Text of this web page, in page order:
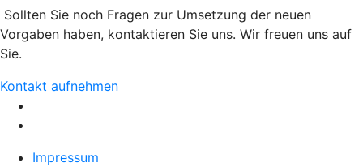
Sollten Sie noch Fragen zur Umsetzung der neuen
Vorgaben haben, kontaktieren Sie uns. Wir freuen uns auf
Sie.
Kontakt aufnehmen
Impressum